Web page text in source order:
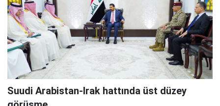
Suudi Arabistan-Irak hattında üst düzey